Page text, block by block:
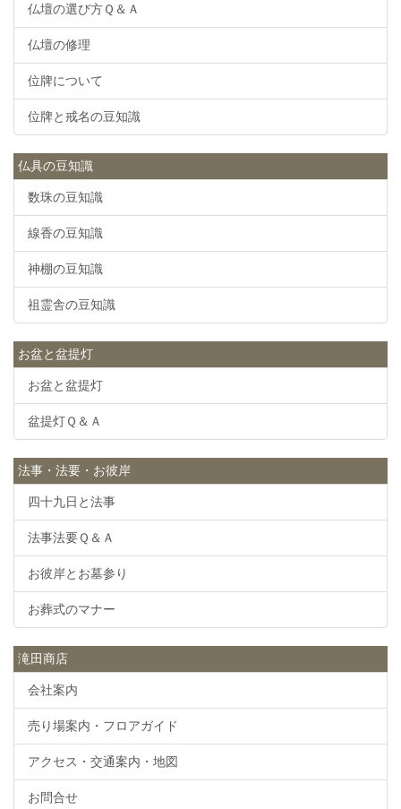
仏壇の選び方Ｑ＆Ａ
仏壇の修理
位牌について
位牌と戒名の豆知識
仏具の豆知識
数珠の豆知識
線香の豆知識
神棚の豆知識
祖霊舎の豆知識
お盆と盆提灯
お盆と盆提灯
盆提灯Ｑ＆Ａ
法事・法要・お彼岸
四十九日と法事
法事法要Ｑ＆Ａ
お彼岸とお墓参り
お葬式のマナー
滝田商店
会社案内
売り場案内・フロアガイド
アクセス・交通案内・地図
お問合せ